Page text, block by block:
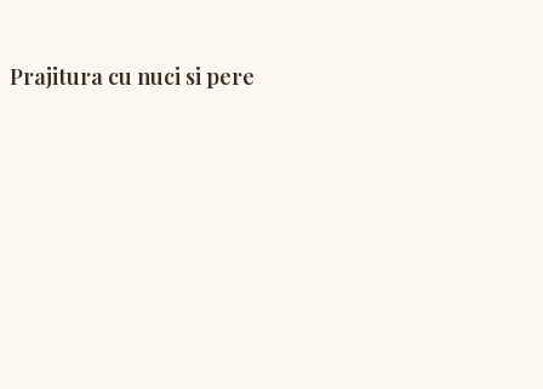
Prajitura cu nuci si pere